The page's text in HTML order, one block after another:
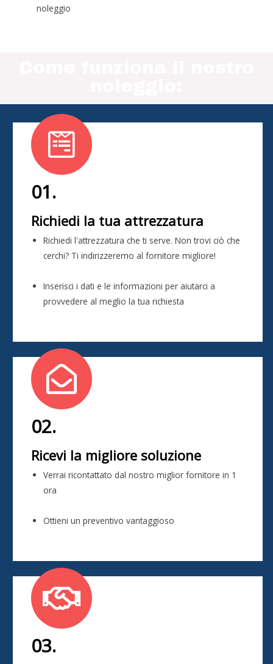
noleggio
01.
Richiedi la tua attrezzatura
Richiedi l'attrezzatura che ti serve. Non trovi ciò che
cerchi? Ti indirizzeremo al fornitore migliore!
Inserisci i dati e le informazioni per aiutarci a
provvedere al meglio la tua richiesta
02.
Ricevi la migliore soluzione
Verrai ricontattato dal nostro miglior fornitore in 1
ora
Ottieni un preventivo vantaggioso
03.